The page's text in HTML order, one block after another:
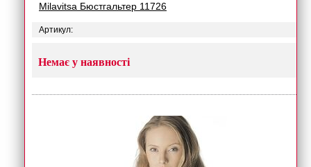
Milavitsa Бюстгальтер 11726
Артикул:
Немає у наявності